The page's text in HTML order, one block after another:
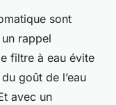
sont
rappel
filtre à eau évite
goût de l’eau
avec un